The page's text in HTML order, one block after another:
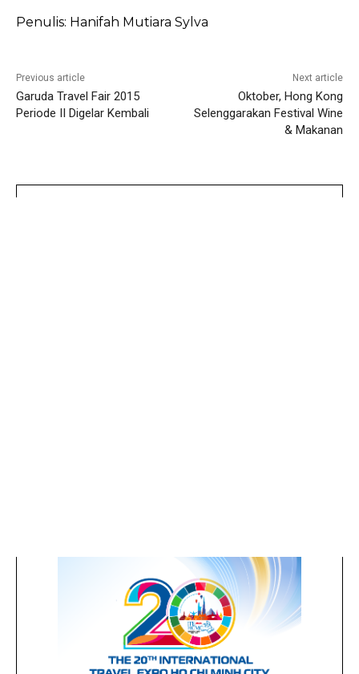
Penulis: Hanifah Mutiara Sylva
Previous article
Garuda Travel Fair 2015
Periode II Digelar Kembali
Next article
Oktober, Hong Kong
Selenggarakan Festival Wine
& Makanan